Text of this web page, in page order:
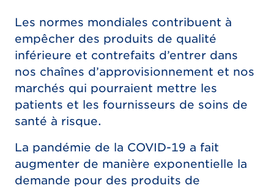
Les normes mondiales contribuent à
empêcher des produits de qualité
inférieure et contrefaits d’entrer dans
nos chaînes d’approvisionnement et nos
marchés qui pourraient mettre les
patients et les fournisseurs de soins de
santé à risque.
La pandémie de la COVID-19 a fait
augmenter de manière exponentielle la
demande pour des produits de